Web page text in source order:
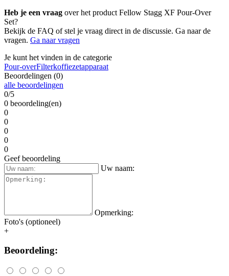
Heb je een vraag over het product Fellow Stagg XF Pour-Over
Set?
Bekijk de FAQ of stel je vraag direct in de discussie. Ga naar de
vragen. Ga naar vragen
Je kunt het vinden in de categorie
Pour-overFilterkoffiezetapparaat
Beoordelingen (0)
alle beoordelingen
0/5
0 beoordeling(en)
0
0
0
0
0
Geef beoordeling
Uw naam:
Opmerking:
Foto's (optioneel)
+
Beoordeling: